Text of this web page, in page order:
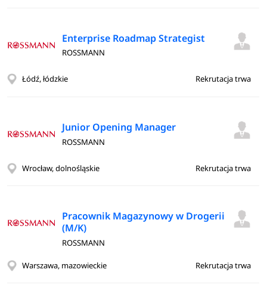
Enterprise Roadmap Strategist
ROSSMANN
Łódź, łódzkie Rekrutacja trwa
Junior Opening Manager
ROSSMANN
Wrocław, dolnośląskie Rekrutacja trwa
Pracownik Magazynowy w Drogerii
(M/K)
ROSSMANN
Warszawa, mazowieckie Rekrutacja trwa